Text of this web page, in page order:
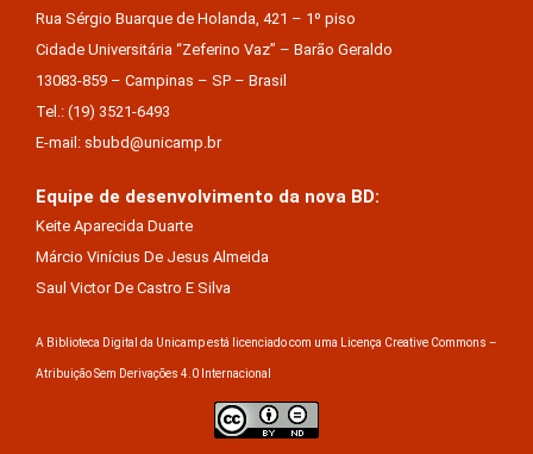
Cidade Universitária “Zeferino Vaz” – Barão Geraldo
13083-859 – Campinas – SP – Brasil
Tel.: (19) 3521-6493
E-mail: sbubd@unicamp.br
Keite Aparecida Duarte
Márcio Vinícius De Jesus Almeida
Saul Victor De Castro E Silva
Atribuição Sem Derivações 4.0 Internacional